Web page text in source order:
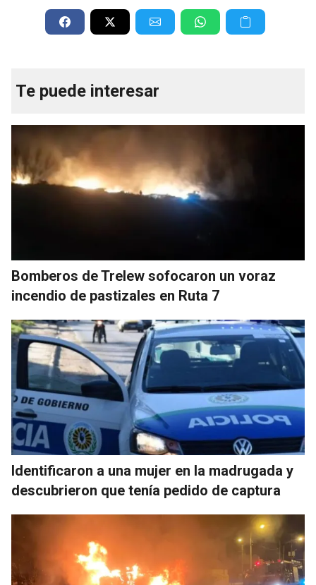
Te puede interesar
Bomberos de Trelew sofocaron un voraz
incendio de pastizales en Ruta 7
Identificaron a una mujer en la madrugada y
descubrieron que tenía pedido de captura